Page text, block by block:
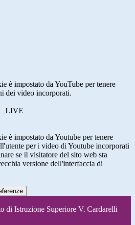
è impostato da YouTube per tenere
dei video incorporati.
è impostato da Youtube per tenere
per i video di Youtube incorporati
se il visitatore del sito web sta
versione dell'interfaccia di
di Istruzione Superiore V. Cardarelli